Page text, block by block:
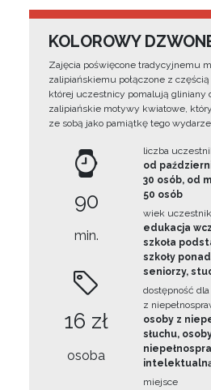
KOLOROWY
Zajęcia poświęcone tradycyjnemu
zalipiańskiemu połączone z
której uczestnicy pomalują gliniany
zalipiańskie motywy kwiatowe,
ze sobą jako pamiątkę tego
90
min.
16 zł
osoba
liczba
od
30 osób, od
50 osób
wiek
edukacja
szkoła
szkoły
seniorzy,
dostępność dla
z
osoby z
słuchu,
miejsce